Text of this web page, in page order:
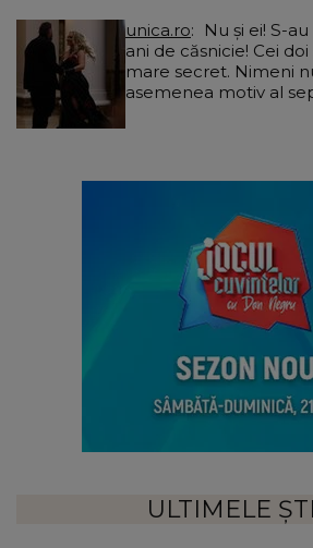
unica.ro
ani de căsnicie! Cei doi
mare secret. Nimeni
asemenea motiv al
ULTIMELE